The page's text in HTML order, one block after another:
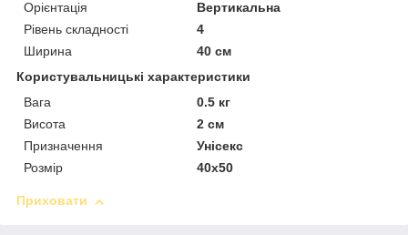
Орієнтація
Вертикальна
Рівень складності
4
Ширина
40 см
Користувальницькі характеристики
Вага
0.5 кг
Висота
2 см
Призначення
Унісекс
Розмір
40х50
Приховати